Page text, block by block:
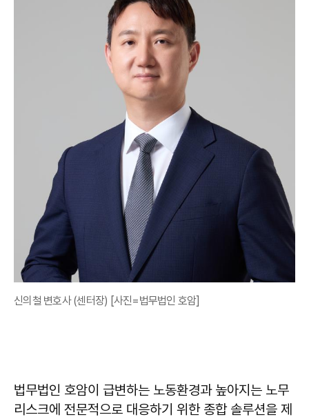
신의철 변호사 (센터장) [사진=법무법인 호암]
법무법인 호암이 급변하는 노동환경과 높아지는 노무
리스크에 전문적으로 대응하기 위한 종합 솔루션을 제